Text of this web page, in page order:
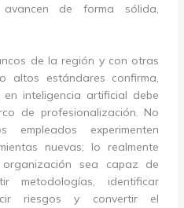
de forma sólida,
de la región y con otras
altos estándares confirma,
inteligencia artificial debe
de profesionalización. No
experimenten
nuevas; lo realmente
sea capaz de
metodologías, identificar
riesgos y convertir el